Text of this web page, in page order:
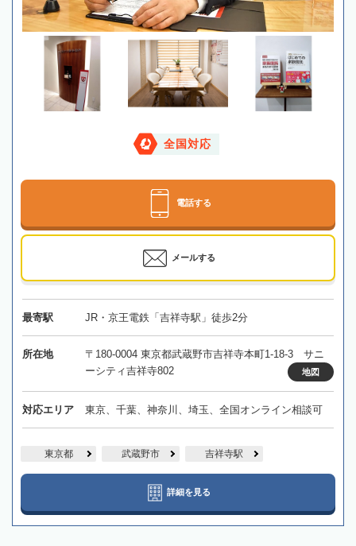
全国対応
電話する
メールする
最寄駅 JR・京王電鉄「吉祥寺駅」徒歩2分
所在地
〒180-0004 東京都武蔵野市吉祥寺本町1-18-3 サニ
ーシティ吉祥寺802
地図
対応エリア 東京、千葉、神奈川、埼玉、全国オンライン相談可
東京都 武蔵野市 吉祥寺駅
詳細を見る